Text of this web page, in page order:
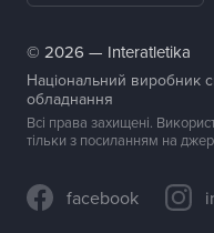
© 2026 — Interatletika
Національний виробник
обладнання
Всі права захищені.
тільки з посиланням на
facebook